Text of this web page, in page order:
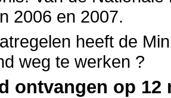
2006 en 2007.
heeft de
weg te werken ?
ontvangen op 12